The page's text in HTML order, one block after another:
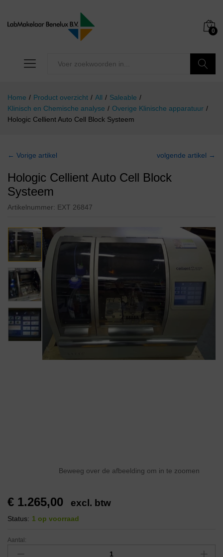
0
Home / Product overzicht / All / Saleable /
Klinisch en Chemische analyse / Overige Klinische apparatuur /
Hologic Cellient Auto Cell Block Systeem
← Vorige artikel volgende artikel →
Hologic Cellient Auto Cell Block
Systeem
Artikelnummer: EXT 26847
Beweeg over de afbeelding om in te zoomen
€ 1.265,00 excl. btw
Status: 1 op voorraad
Aantal: